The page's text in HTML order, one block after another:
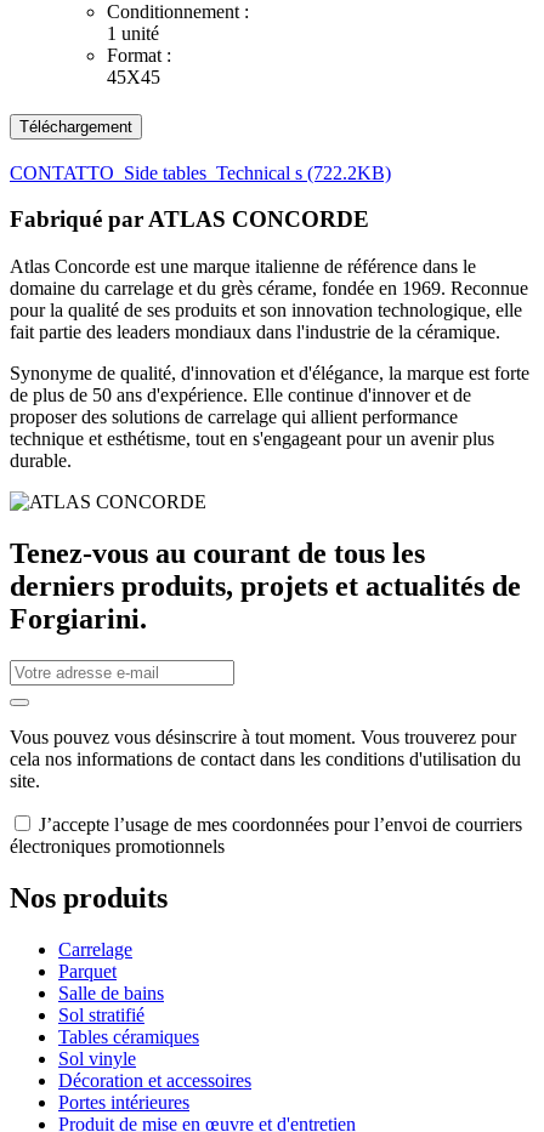
Conditionnement :
1 unité
Format :
45X45
Téléchargement
CONTATTO_Side tables_Technical s (722.2KB)
Fabriqué parATLAS CONCORDE
Atlas Concorde est une marque italienne de référence dans le
domaine du carrelage et du grès cérame, fondée en 1969. Reconnue
pour la qualité de ses produits et son innovation technologique, elle
fait partie des leaders mondiaux dans l'industrie de la céramique.
Synonyme de qualité, d'innovation et d'élégance, la marque est forte
de plus de 50 ans d'expérience. Elle continue d'innover et de
proposer des solutions de carrelage qui allient performance
technique et esthétisme, tout en s'engageant pour un avenir plus
durable.
Tenez-vous au courant de tous les
derniers produits, projets et actualités de
Forgiarini.
Vous pouvez vous désinscrire à tout moment. Vous trouverez pour
cela nos informations de contact dans les conditions d'utilisation du
site.
J’accepte l’usage de mes coordonnées pour l’envoi de courriers
électroniques promotionnels
Nos produits
Carrelage
Parquet
Salle de bains
Sol stratifié
Tables céramiques
Sol vinyle
Décoration et accessoires
Portes intérieures
Produit de mise en œuvre et d'entretien